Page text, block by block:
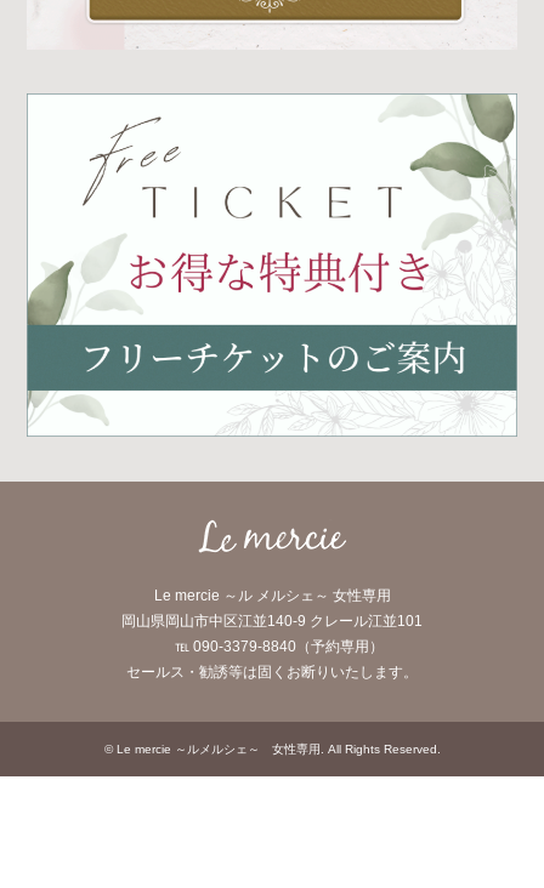
Le mercie ～ル メルシェ～ 女性専用
岡山県岡山市中区江並140-9 クレール江並101
℡ 090-3379-8840（予約専用）
セールス・勧誘等は固くお断りいたします。
©Le mercie ～ルメルシェ～ 女性専用 . All Rights Reserved.